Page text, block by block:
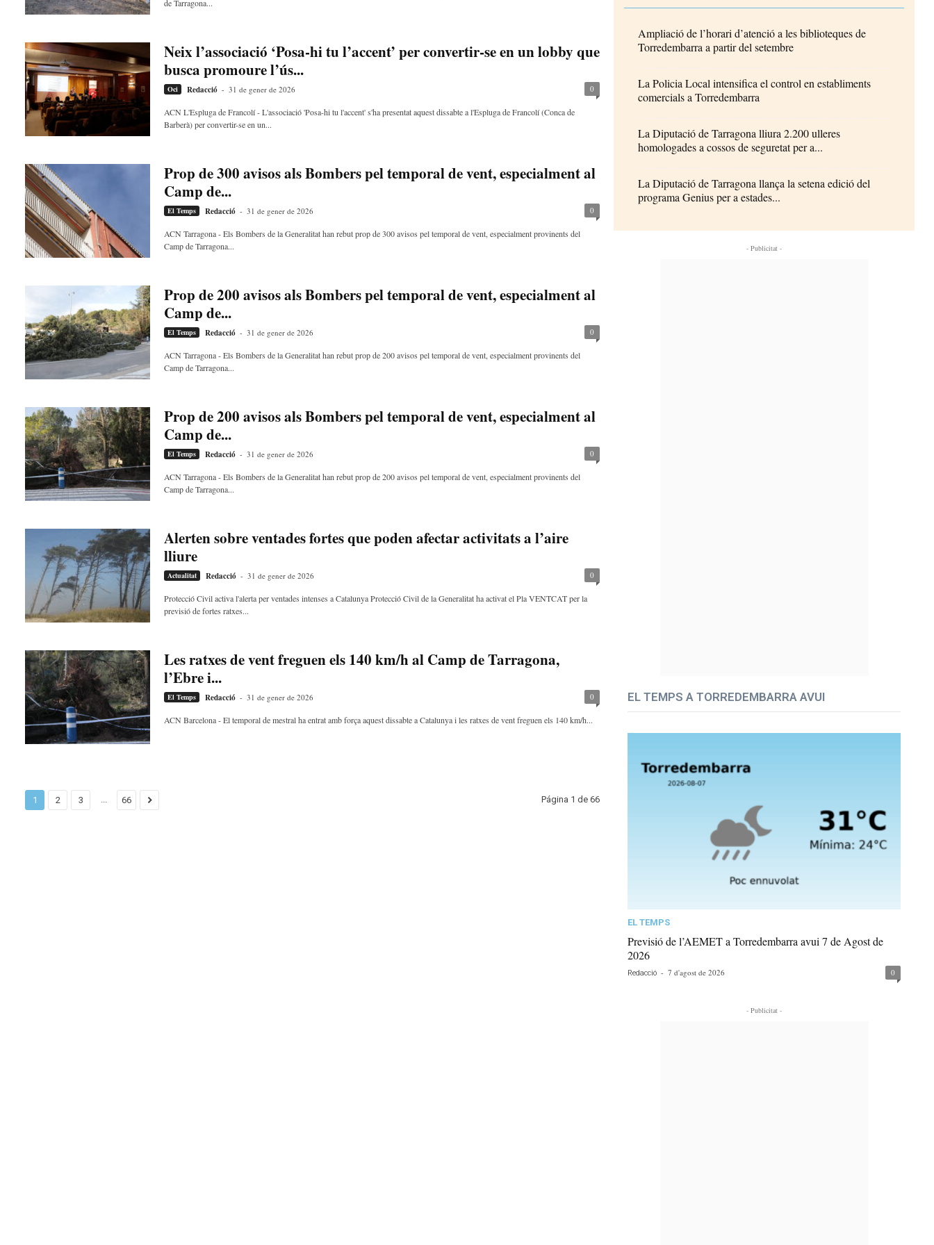
de Tarragona...
Neix l’associació ‘Posa-hi tu l’accent’ per convertir-se en un lobby que
busca promoure l’ús...
Oci Redacció - 31 de gener de 2026 0
ACN L'Espluga de Francolí - L'associació 'Posa-hi tu l'accent' s'ha presentat aquest dissabte a l'Espluga de Francolí (Conca de
Barberà) per convertir-se en un...
Prop de 300 avisos als Bombers pel temporal de vent, especialment al
Camp de...
El Temps Redacció - 31 de gener de 2026 0
ACN Tarragona - Els Bombers de la Generalitat han rebut prop de 300 avisos pel temporal de vent, especialment provinents del
Camp de Tarragona...
Prop de 200 avisos als Bombers pel temporal de vent, especialment al
Camp de...
El Temps Redacció - 31 de gener de 2026 0
ACN Tarragona - Els Bombers de la Generalitat han rebut prop de 200 avisos pel temporal de vent, especialment provinents del
Camp de Tarragona...
Prop de 200 avisos als Bombers pel temporal de vent, especialment al
Camp de...
El Temps Redacció - 31 de gener de 2026 0
ACN Tarragona - Els Bombers de la Generalitat han rebut prop de 200 avisos pel temporal de vent, especialment provinents del
Camp de Tarragona...
Alerten sobre ventades fortes que poden afectar activitats a l’aire
lliure
Actualitat Redacció - 31 de gener de 2026 0
Protecció Civil activa l'alerta per ventades intenses a Catalunya Protecció Civil de la Generalitat ha activat el Pla VENTCAT per la
previsió de fortes ratxes...
Les ratxes de vent freguen els 140 km/h al Camp de Tarragona,
l’Ebre i...
El Temps Redacció - 31 de gener de 2026 0
ACN Barcelona - El temporal de mestral ha entrat amb força aquest dissabte a Catalunya i les ratxes de vent freguen els 140 km/h...
1 2 3 ... 66 Página 1 de 66
Ampliació de l’horari d’atenció a les biblioteques de
Torredembarra a partir del setembre
La Policia Local intensifica el control en establiments
comercials a Torredembarra
La Diputació de Tarragona lliura 2.200 ulleres
homologades a cossos de seguretat per a...
La Diputació de Tarragona llança la setena edició del
programa Genius per a estades...
- Publicitat -
EL TEMPS A TORREDEMBARRA AVUI
EL TEMPS
Previsió de l’AEMET a Torredembarra avui 7 de Agost de
2026
Redacció - 7 d'agost de 2026 0
- Publicitat -